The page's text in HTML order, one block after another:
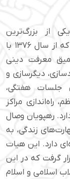
از بزرگ‌ترین
مجموعه‌های فرهنگی و مذهبی ایران است که از سال ۱۳۷۶ با
معرفت دینی
دیگرسازی و
جلسات هفتگی،
راه‌اندازی مراکز
رهپویان وصال
زندگی، به
دارد. این هیات
قرار گرفت که در این
جانباز به انقلاب اسلامی و اسلام